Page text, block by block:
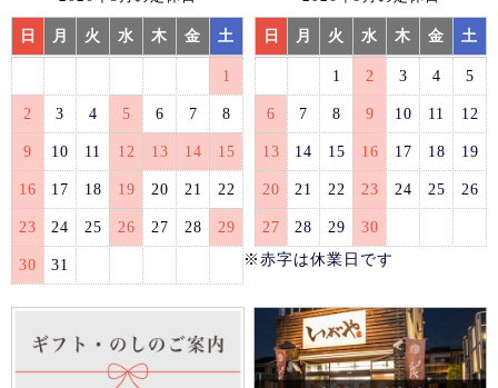
日 月 火 水 木 金 土
1
2 3 4 5 6 7 8
9 10 11 12 13 14 15
16 17 18 19 20 21 22
23 24 25 26 27 28 29
30 31
日 月 火 水 木 金 土
1 2 3 4 5
6 7 8 9 10 11 12
13 14 15 16 17 18 19
20 21 22 23 24 25 26
27 28 29
30
※赤字は休業日です